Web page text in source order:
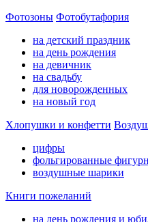
Фотозоны Фотобутафория
на детский праздник
на день рождения
на девичник
на свадьбу
для новорожденных
на новый год
Хлопушки и конфетти
цифры
фольгированные
воздушные шарики
Книги пожеланий
на день рождения и